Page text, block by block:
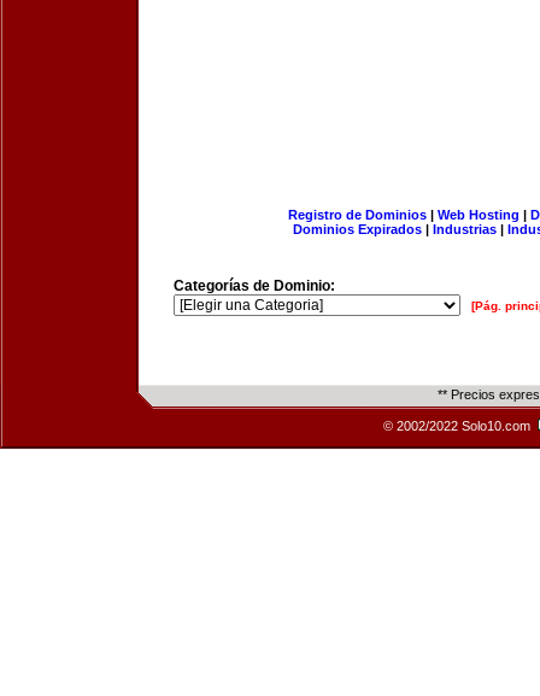
Registro de Dominios| Web Hosting |
Dominios Expirados | Industrias |
Categorías de Dominio:
[Pág.
** Precios
© 2002/2022 Solo10.com